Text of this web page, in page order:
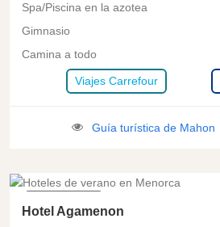
Spa/Piscina en la azotea
Gimnasio
Camina a todo
Viajes Carrefour
Guía turística de Mahon
Hotel Agamenon